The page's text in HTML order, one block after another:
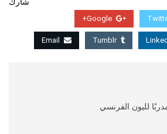
شارك
Google+
Tumblr
Email
لليون الفرنسي